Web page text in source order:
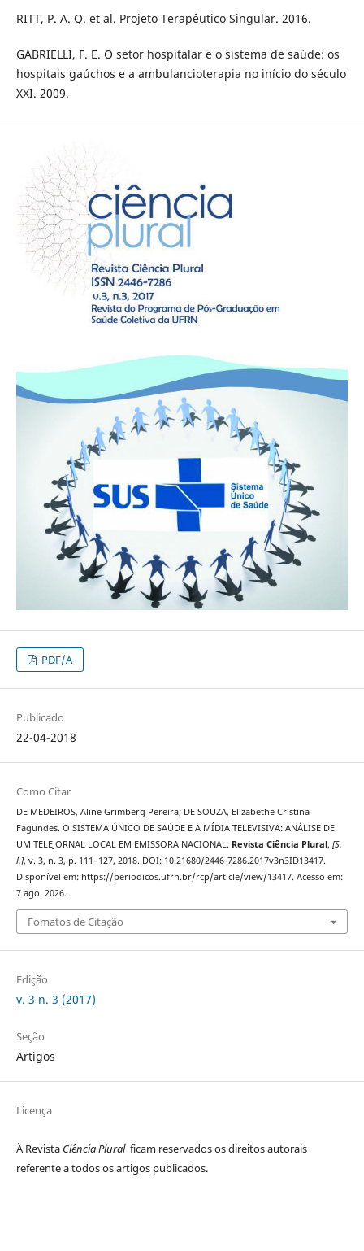
RITT, P. A. Q. et al. Projeto Terapêutico Singular. 2016.
GABRIELLI, F. E. O setor hospitalar e o sistema de saúde: os
hospitais gaúchos e a ambulancioterapia no início do século
XXI. 2009.
PDF/A
Publicado
22-04-2018
Como Citar
DE MEDEIROS, Aline Grimberg Pereira; DE SOUZA, Elizabethe Cristina
Fagundes. O SISTEMA ÚNICO DE SAÚDE E A MÍDIA TELEVISIVA: ANÁLISE DE
UM TELEJORNAL LOCAL EM EMISSORA NACIONAL. Revista Ciência Plural, [S.
l.], v. 3, n. 3, p. 111–127, 2018. DOI: 10.21680/2446-7286.2017v3n3ID13417.
Disponível em: https://periodicos.ufrn.br/rcp/article/view/13417. Acesso em:
7 ago. 2026.
Fomatos de Citação
Edição
v. 3 n. 3 (2017)
Seção
Artigos
Licença
À Revista Ciência Plural ficam reservados os direitos autorais
referente a todos os artigos publicados.